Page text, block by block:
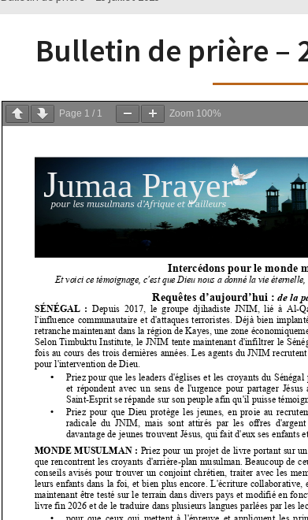
Bulletin de prière –
Page 1 / 1 Zoom 100%